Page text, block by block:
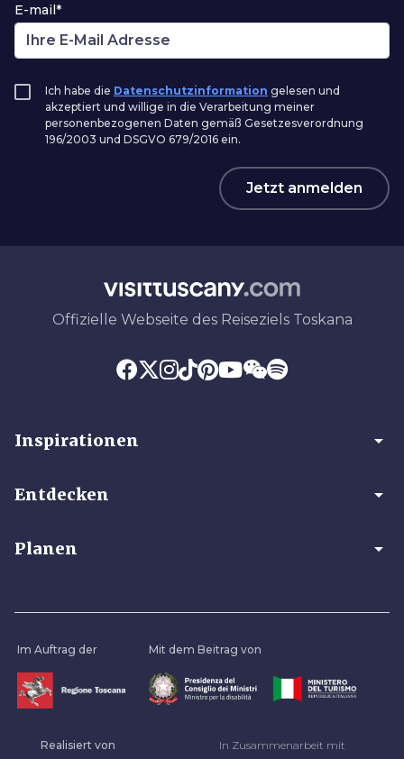
E-mail*
Ich habe die Datenschutzinformation gelesen und
akzeptiert und willige in die Verarbeitung meiner
personenbezogenen Daten gemäß Gesetzesverordnung
196/2003 und DSGVO 679/2016 ein.
Jetzt anmelden
Offizielle Webseite des Reiseziels Toskana
Inspirationen arrow_drop_down
Entdecken arrow_drop_down
Planen arrow_drop_down
Im Auftrag der Mit dem Beitrag von
Realisiert von In Zusammenarbeit mit